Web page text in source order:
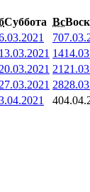
Суббота Вс
7
13.03.2021 14
20.03.2021 21
27.03.2021 28
4